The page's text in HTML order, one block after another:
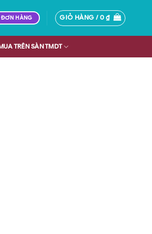
ĐƠN HÀNG GIỎ HÀNG /0₫
TRÊN SÀN TMDT